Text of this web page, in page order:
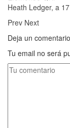
Heath Ledger, a
Prev Next
Deja un comentario
Tu email no será